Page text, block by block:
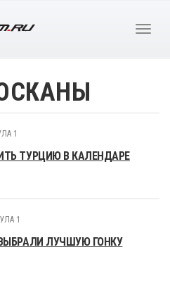
1
ТУРЦИЮ В КАЛЕНДАРЕ
1
ЛУЧШУЮ ГОНКУ